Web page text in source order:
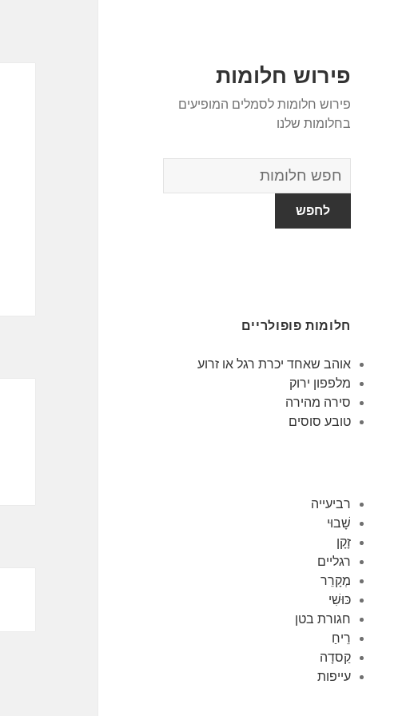
פירוש חלומות
פירוש חלומות לסמלים המופיעים
בחלומות שלנו
מילון
החלומות
חלומות פופולריים
אוהב שאחד יכרת רגל או זרוע
מלפפון ירוק
סירה מהירה
טובע סוסים
רביעייה
שָׁבוּי
זָקָן
רגליים
מְקָרֵר
כּוּשִׁי
חגורת בטן
רֵיחַ
קַסדָה
עייפות